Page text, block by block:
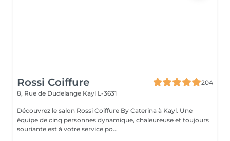
Rossi Coiffure
204
8, Rue de Dudelange Kayl L-3631
Découvrez le salon Rossi Coiffure By Caterina à Kayl. Une
équipe de cinq personnes dynamique, chaleureuse et toujours
souriante est à votre service po...